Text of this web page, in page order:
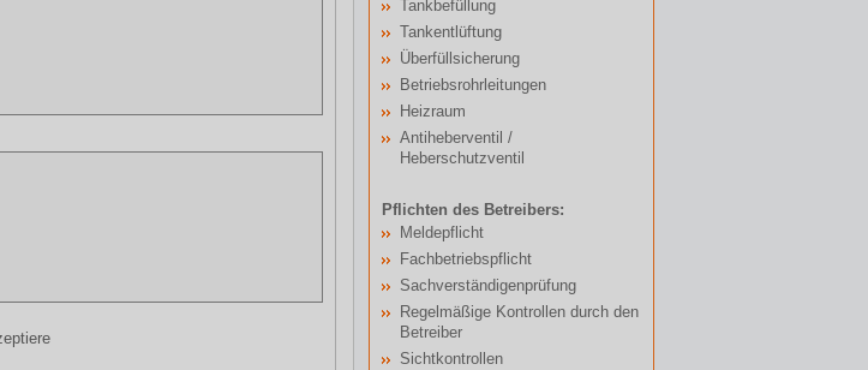
Tankbefüllung
Tankentlüftung
Überfüllsicherung
Betriebsrohrleitungen
Heizraum
Antiheberventil /
Heberschutzventil
Pflichten des Betreibers:
Meldepflicht
Fachbetriebspflicht
Sachverständigenprüfung
Regelmäßige Kontrollen durch den
Betreiber
Sichtkontrollen